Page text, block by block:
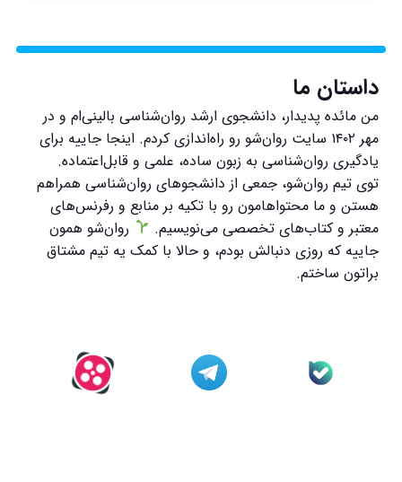
داستان ما
من مائده پدیدار، دانشجوی ارشد روان‌شناسی بالینی‌ام و در
مهر ۱۴۰۲ سایت روان‌شو رو راه‌اندازی کردم. اینجا جاییه برای
یادگیری روان‌شناسی به زبون ساده، علمی و قابل‌اعتماده.
توی تیم روان‌شو، جمعی از دانشجوهای روان‌شناسی همراهم
هستن و ما محتواهامون رو با تکیه بر منابع و رفرنس‌های
معتبر و کتاب‌های تخصصی می‌نویسیم.
روان‌شو همون
جاییه که روزی دنبالش بودم، و حالا با کمک یه تیم مشتاق
براتون ساختم.